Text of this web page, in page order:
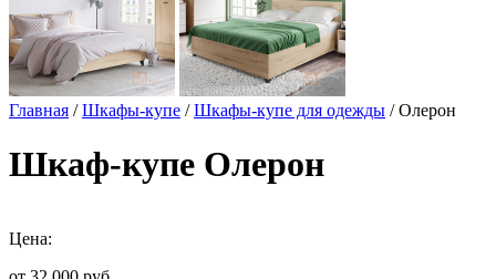
Главная /Шкафы-купе /Шкафы-купе для одежды / Олерон
Шкаф-купе Олерон
Цена: